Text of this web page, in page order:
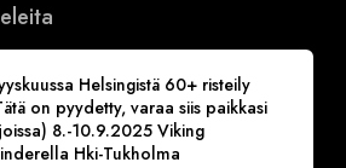
Helsingistä 60+ risteily
on pyydetty, varaa siis paikkasi
8.-10.9.2025 Viking
Hki-Tukholma